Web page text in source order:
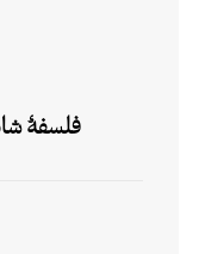
فلسفۀ